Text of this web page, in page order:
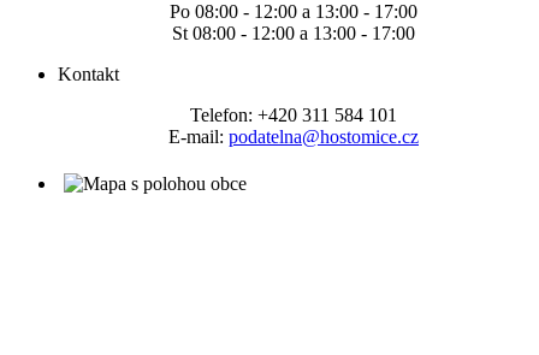
Po 08:00 - 12:00 a 13:00 - 17:00
St 08:00 - 12:00 a 13:00 - 17:00
Kontakt
Telefon: +420 311 584 101
E-mail: podatelna@hostomice.cz